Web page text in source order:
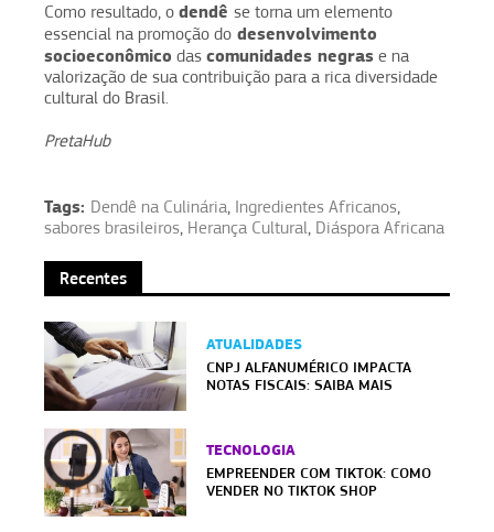
Como resultado, o dendê se torna um elemento
essencial na promoção do desenvolvimento
socioeconômico das comunidades negras e na
valorização de sua contribuição para a rica diversidade
cultural do Brasil.
PretaHub
Tags: Dendê na Culinária, Ingredientes Africanos,
sabores brasileiros, Herança Cultural, Diáspora Africana
Recentes
ATUALIDADES
CNPJ ALFANUMÉRICO IMPACTA
NOTAS FISCAIS: SAIBA MAIS
TECNOLOGIA
EMPREENDER COM TIKTOK: COMO
VENDER NO TIKTOK SHOP